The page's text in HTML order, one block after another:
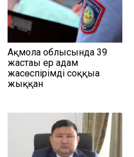
Ақмола облысында 39
жастағы ер адам
жасөспірімді соққыға
жыққан